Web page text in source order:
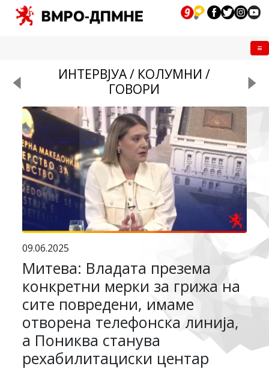
ИНТЕРВЈУА / КОЛУМНИ /
ГОВОРИ
09.06.2025
Митева: Владата презема
конкретни мерки за грижа на
сите повредени, имаме
отворена телефонска линија,
а Пониква станува
рехабилитациски центар